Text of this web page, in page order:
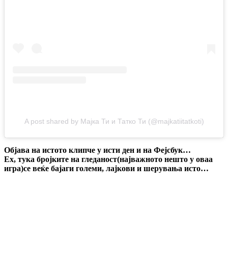
A post shared by Мајка Ти и Татко Ти (@majkatiitatkoti)
Објава на истото клипче у исти ден и на Фејсбук…
Ех, тука бројките на гледаност(најважното нешто у оваа
игра)се веќе бајаги големи, лајкови и шерувања исто…